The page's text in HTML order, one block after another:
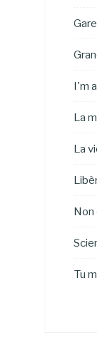
I'm
La
La
Non
Tu